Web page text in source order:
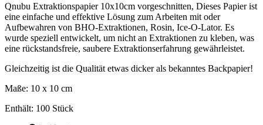
Qnubu Extraktionspapier 10x10cm vorgeschnitten, Dieses Papier ist
eine einfache und effektive Lösung zum Arbeiten mit oder
Aufbewahren von BHO-Extraktionen, Rosin, Ice-O-Lator. Es
wurde speziell entwickelt, um nicht an Extraktionen zu kleben, was
eine rückstandsfreie, saubere Extraktionserfahrung gewährleistet.
Gleichzeitig ist die Qualität etwas dicker als bekanntes Backpapier!
Maße: 10 x 10 cm
Enthält: 100 Stück